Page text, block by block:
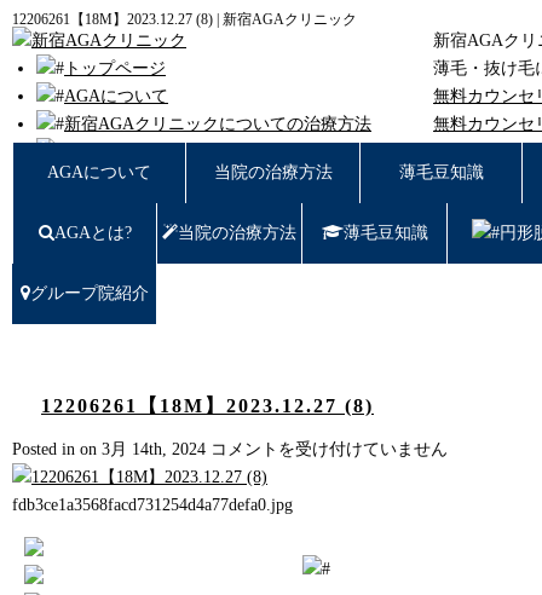
12206261【18M】2023.12.27 (8) | 新宿AGAクリニック
トップページ
AGAについて
新宿AGAクリニックについての治療方法
円形脱毛
症例写真
治療の流れ
無料カウンセリング WEB予約はこちら／お問
プライバシーポリシー
無料相談窓口
ご予約はこちら 0120-721-969
東京都新宿区西新宿7-20-2 愛美堂ビル7階
受付時間11:00~20:00 年中無休
新宿AGAクリ
薄毛・抜け毛
無料カウンセ
無料カウンセ
AGAについて
当院の治療方法 薄毛豆知識
AGAとは? 当院の治療方法 薄毛豆知識 円形
グループ院紹介
12206261【18M】2023.12.27 (8)
Posted in on 3月 14th, 2024 12206261【18M】
2023.12.27
(8)
コメントを受け付けていません
fdb3ce1a3568facd731254d4a77defa0.jpg